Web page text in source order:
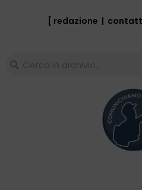
[ redazione |